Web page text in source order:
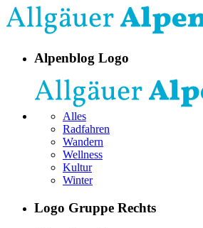
Alpenblog Logo
Alles
Radfahren
Wandern
Wellness
Kultur
Winter
Logo Gruppe Rechts